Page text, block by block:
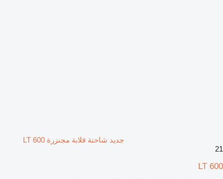
جديد شاحنة قلابة مجنزرة LT 600
21
LT 600